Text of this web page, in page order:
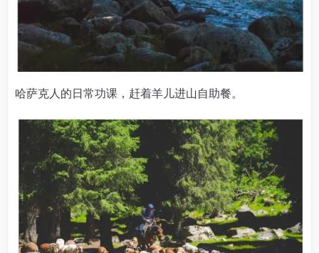
哈萨克人的日常功课，赶着羊儿进山自助餐。